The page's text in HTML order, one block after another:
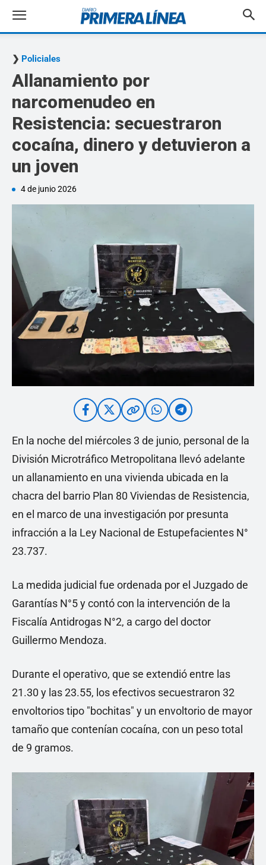
Policiales
Allanamiento por
narcomenudeo en
Resistencia: secuestraron
cocaína, dinero y detuvieron a
un joven
4 de junio 2026
En la noche del miércoles 3 de junio, personal de la
División Microtráfico Metropolitana llevó adelante
un allanamiento en una vivienda ubicada en la
chacra del barrio Plan 80 Viviendas de Resistencia,
en el marco de una investigación por presunta
infracción a la Ley Nacional de Estupefacientes N°
23.737.
La medida judicial fue ordenada por el Juzgado de
Garantías N°5 y contó con la intervención de la
Fiscalía Antidrogas N°2, a cargo del doctor
Guillermo Mendoza.
Durante el operativo, que se extendió entre las
21.30 y las 23.55, los efectivos secuestraron 32
envoltorios tipo "bochitas" y un envoltorio de mayor
tamaño que contenían cocaína, con un peso total
de 9 gramos.